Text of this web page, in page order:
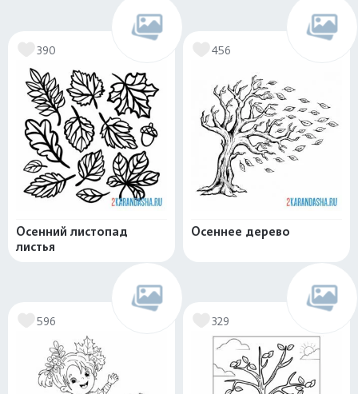
390
Осенний листопад
листья
456
Осеннее дерево
596 329